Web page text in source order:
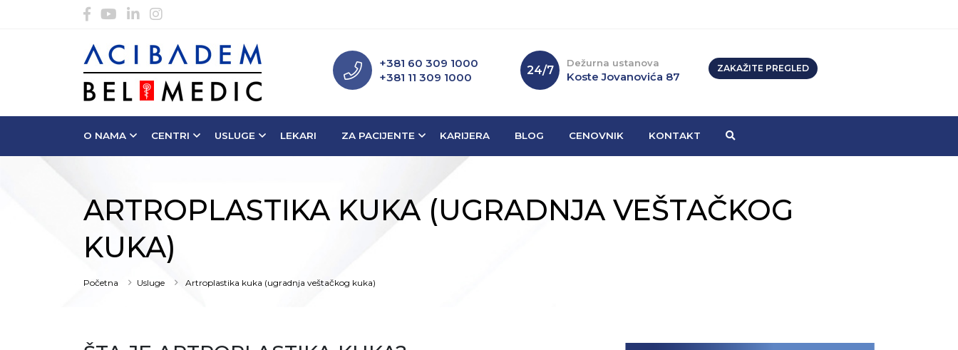
+381 60 309 1000
+381 11 309 1000
24/7
Dežurna ustanova
Koste Jovanovića 87
ZAKAŽITE PREGLED
O NAMA CENTRI USLUGE LEKARI ZA PACIJENTE KARIJERA BLOG CENOVNIK KONTAKT
ARTROPLASTIKA KUKA (UGRADNJA VEŠTAČKOG
KUKA)
Početna Usluge Artroplastika kuka (ugradnja veštačkog kuka)